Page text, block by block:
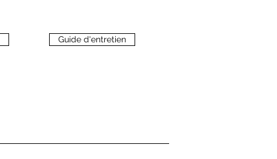
Guide d'entretien